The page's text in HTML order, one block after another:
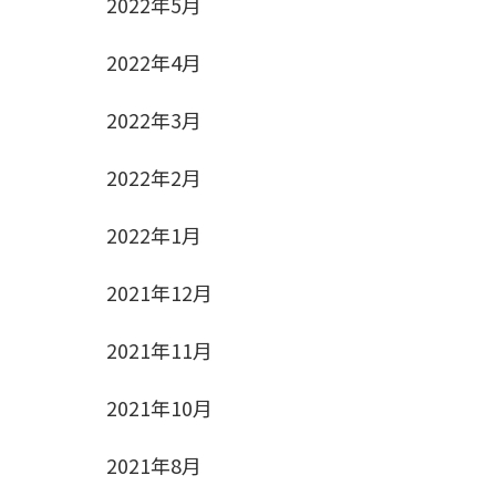
2022年4月
2022年3月
2022年2月
2022年1月
2021年12月
2021年11月
2021年10月
2021年8月